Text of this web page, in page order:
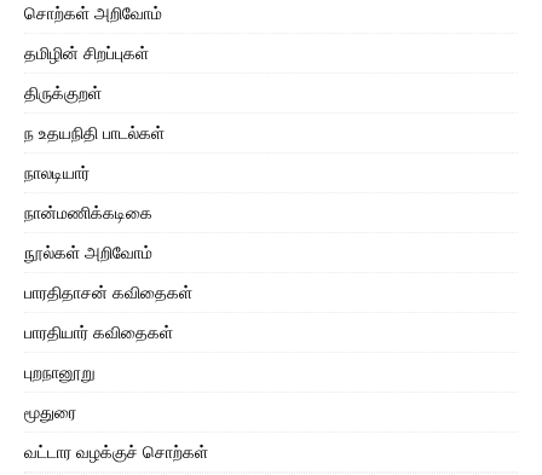
சொற்கள் அறிவோம்
தமிழின் சிறப்புகள்
திருக்குறள்
ந உதயநிதி பாடல்கள்
நாலடியார்
நான்மணிக்கடிகை
நூல்கள் அறிவோம்
பாரதிதாசன் கவிதைகள்
பாரதியார் கவிதைகள்
புறநானூறு
மூதுரை
வட்டார வழக்குச் சொற்கள்